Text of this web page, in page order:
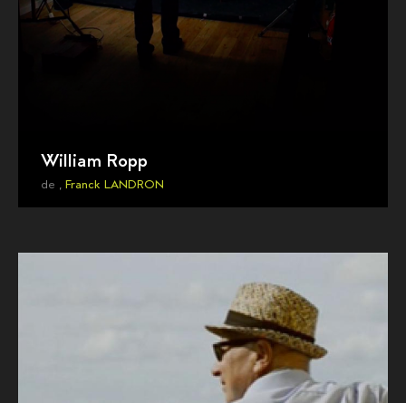
William Ropp
de , Franck LANDRON